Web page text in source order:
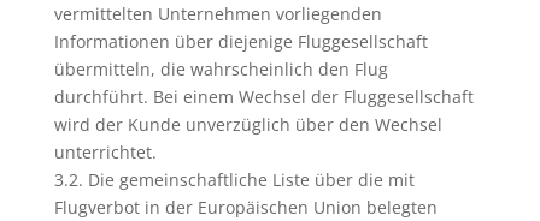
vermittelten Unternehmen vorliegenden
Informationen über diejenige Fluggesellschaft
übermitteln, die wahrscheinlich den Flug
durchführt. Bei einem Wechsel der Fluggesellschaft
wird der Kunde unverzüglich über den Wechsel
unterrichtet.
3.2. Die gemeinschaftliche Liste über die mit
Flugverbot in der Europäischen Union belegten